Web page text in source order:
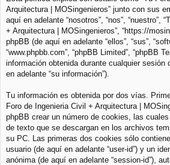
os
Arquitectura | MOSingenieros” junto con sus
aquí en adelante “nosotros”, “nos”, “nuestro”,
+ Arquitectura | MOSingenieros”, “https://
phpBB (de aquí en adelante “ellos”, “sus”,
“www.phpbb.com”, “phpBB Limited”, “phpBB
información obtenida durante cualquier sesión
en adelante “su información”).
Tu información es obtenida por dos vías.
Foro de Ingenieria Civil + Arquitectura |
phpBB crear un número de cookies, las
de texto que se descargan en los archivos
su PC. Las primeras dos cookies sólo
usuario (de aquí en adelante “user-id”) y un
anónima (de aquí en adelante “session-id”),